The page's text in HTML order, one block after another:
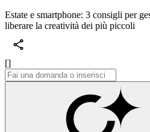
Estate e smartphone: 3 consigli per
liberare la creatività dei più piccoli
[]